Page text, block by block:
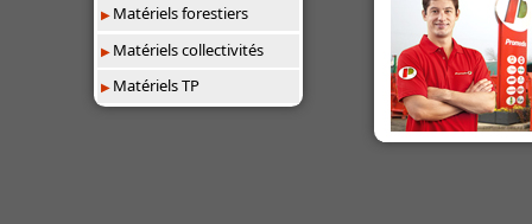
Matériels forestiers
Matériels collectivités
Matériels TP